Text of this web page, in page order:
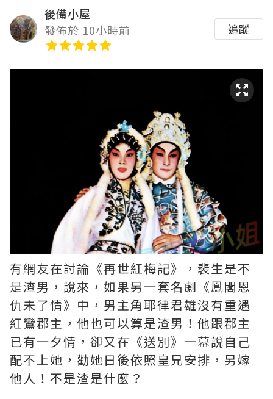
後備小屋
發佈於 10小時前
追蹤
有網友在討論《再世紅梅記》，裴生是不
是渣男，說來，如果另一套名劇《鳯閣恩
仇未了情》中，男主角耶律君雄沒有重遇
紅鸞郡主，他也可以算是渣男！他跟郡主
已有一夕情，卻又在《送別》一幕說自己
配不上她，勸她日後依照皇兄安排，另嫁
他人！不是渣是什麼？ ​​​